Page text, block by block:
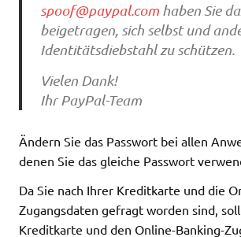
spoof@paypal.comhaben Sie
beigetragen, sich selbst und
Identitätsdiebstahl zu schützen.
Vielen Dank!
Ihr PayPal-Team
Ändern Sie das Passwort bei allen
denen Sie das gleiche Passwort
Da Sie nach Ihrer Kreditkarte und die
Zugangsdaten gefragt worden sind,
Kreditkarte und den Online-Banking-